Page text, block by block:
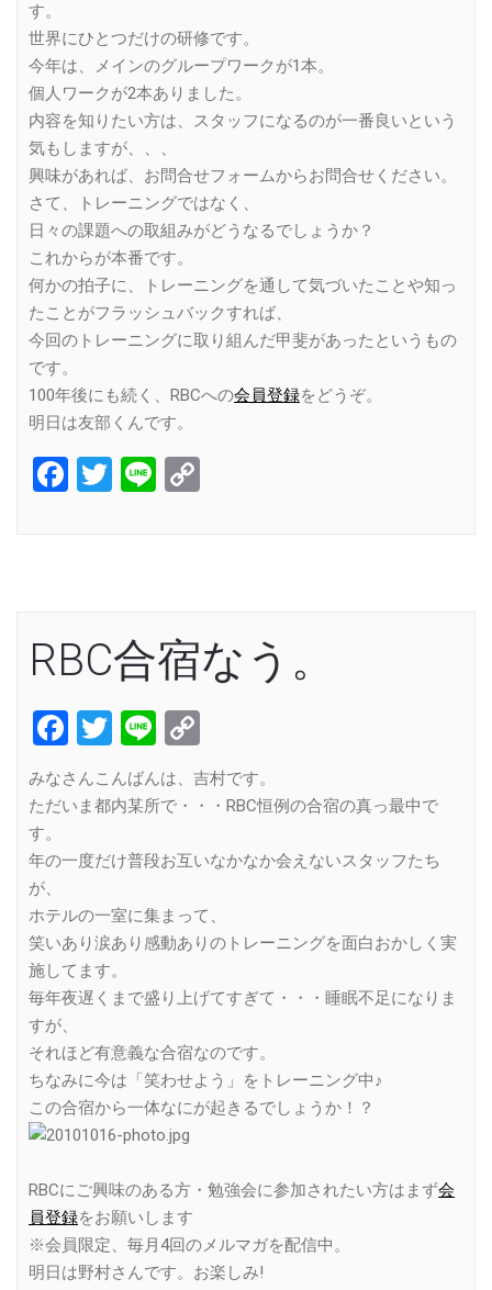
す。
世界にひとつだけの研修です。
今年は、メインのグループワークが1本。
個人ワークが2本ありました。
内容を知りたい方は、スタッフになるのが一番良いという
気もしますが、、、
興味があれば、お問合せフォームからお問合せください。
さて、トレーニングではなく、
日々の課題への取組みがどうなるでしょうか？
これからが本番です。
何かの拍子に、トレーニングを通して気づいたことや知っ
たことがフラッシュバックすれば、
今回のトレーニングに取り組んだ甲斐があったというもの
です。
100年後にも続く、RBCへの会員登録をどうぞ。
明日は友部くんです。
Facebook
Twitter
Line
RBC合宿なう。
Facebook
Twitter
Line
Link
みなさんこんばんは、吉村です。
ただいま都内某所で・・・RBC恒例の合宿の真っ最中で
す。
年の一度だけ普段お互いなかなか会えないスタッフたち
が、
ホテルの一室に集まって、
笑いあり涙あり感動ありのトレーニングを面白おかしく実
施してます。
毎年夜遅くまで盛り上げてすぎて・・・睡眠不足になりま
すが、
それほど有意義な合宿なのです。
ちなみに今は「笑わせよう」をトレーニング中♪
この合宿から一体なにが起きるでしょうか！？
RBCにご興味のある方・勉強会に参加されたい方はまず会
員登録をお願いします
※会員限定、毎月4回のメルマガを配信中。
明日は野村さんです。お楽しみ!